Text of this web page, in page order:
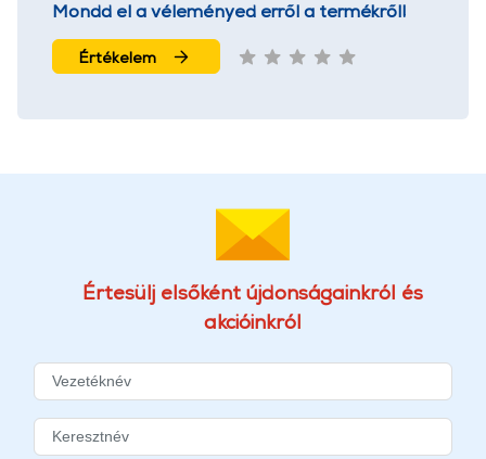
Mondd el a véleményed erről a termékről!
Értékelem
Értesülj elsőként újdonságainkról és
akcióinkról